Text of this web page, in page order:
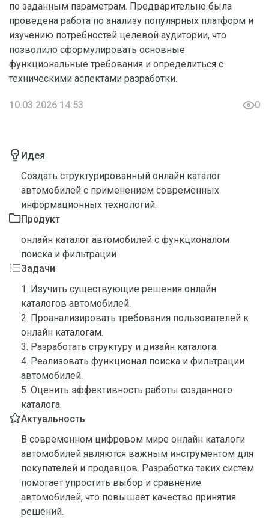
по заданным параметрам. Предварительно была
проведена работа по анализу популярных платформ и
изучению потребностей целевой аудитории, что
позволило сформулировать основные
функциональные требования и определиться с
техническими аспектами разработки.
10.03.2026 14:53 0
Идея
Создать структурированный онлайн каталог
автомобилей с применением современных
информационных технологий.
Продукт
онлайн каталог автомобилей с функционалом
поиска и фильтрации
Задачи
1. Изучить существующие решения онлайн
каталогов автомобилей.
2. Проанализировать требования пользователей к
онлайн каталогам.
3. Разработать структуру и дизайн каталога.
4. Реализовать функционал поиска и фильтрации
автомобилей.
5. Оценить эффективность работы созданного
каталога.
Актуальность
В современном цифровом мире онлайн каталоги
автомобилей являются важным инструментом для
покупателей и продавцов. Разработка таких систем
помогает упростить выбор и сравнение
автомобилей, что повышает качество принятия
решений.